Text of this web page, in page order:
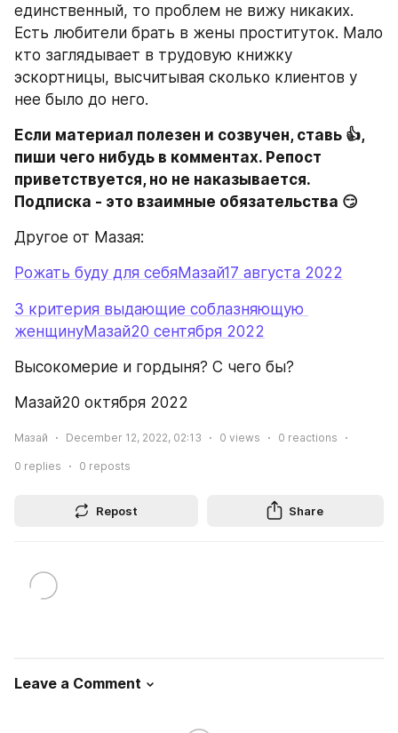
единственный, то проблем не вижу никаких.
Есть любители брать в жены проституток. Мало
кто заглядывает в трудовую книжку
эскортницы, высчитывая сколько клиентов у
нее было до него.
Если материал полезен и созвучен, ставь 👍,
пиши чего нибудь в комментах. Репост
приветствуется, но не наказывается.
Подписка - это взаимные обязательства 😏
Другое от Мазая:
Рожать буду для себяМазай17 августа 2022
3 критерия выдающие соблазняющую
женщинуМазай20 сентября 2022
Высокомерие и гордыня? С чего бы?
Мазай20 октября 2022
Мазай December 12, 2022, 02:13 0 views 0 reactions
0 replies 0 reposts
Repost Share
Leave a Comment